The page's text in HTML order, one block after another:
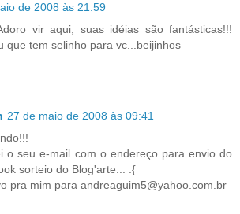
de 2008 às 21:59
vir aqui, suas idéias são fantásticas!!!
que tem selinho para vc...beijinhos
27 de maio de 2008 às 09:41
o seu e-mail com o endereço para envio do
sorteio do Blog'arte... :{
pra mim para andreaguim5@yahoo.com.br